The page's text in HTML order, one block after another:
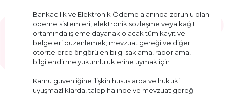
Bankacılık ve Elektronik Ödeme alanında zorunlu olan
ödeme sistemleri, elektronik sözleşme veya kağıt
ortamında işleme dayanak olacak tüm kayıt ve
belgeleri düzenlemek; mevzuat gereği ve diğer
otoritelerce öngörülen bilgi saklama, raporlama,
bilgilendirme yükümlülüklerine uymak için;
Kamu güvenliğine ilişkin hususlarda ve hukuki
uyuşmazlıklarda, talep halinde ve mevzuat gereği